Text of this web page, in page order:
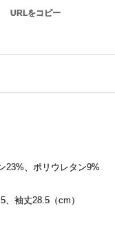
URLをコピー
23%、ポリウレタン9%
袖丈28.5（cm）